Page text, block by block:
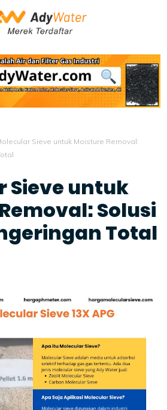
Sieve untuk Moisture Removal:
Sieve untuk
Solusi
Total